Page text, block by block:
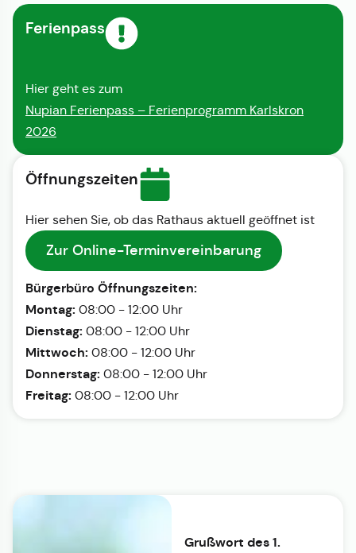
Ferienpass
Hier geht es zum
Nupian Ferienpass – Ferienprogramm Karlskron
2026
Öffnungszeiten
Hier sehen Sie, ob das Rathaus aktuell geöffnet ist
Zur Online-Terminvereinbarung
Bürgerbüro Öffnungszeiten:
Montag: 08:00 - 12:00 Uhr
Dienstag: 08:00 - 12:00 Uhr
Mittwoch: 08:00 - 12:00 Uhr
Donnerstag: 08:00 - 12:00 Uhr
Freitag: 08:00 - 12:00 Uhr
Grußwort des 1.